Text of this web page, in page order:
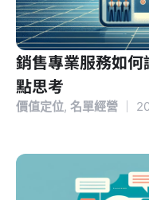
銷售專業服務如
點思考
價值定位, 名單經營